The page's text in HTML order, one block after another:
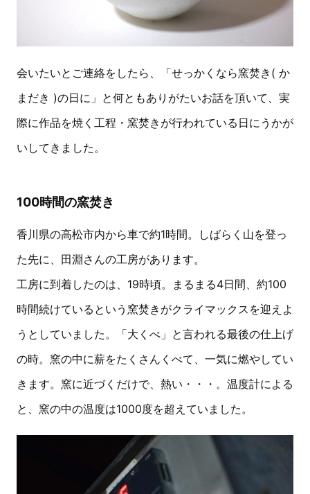
会いたいとご連絡をしたら、「せっかくなら窯焚き( か
まだき )の日に」と何ともありがたいお話を頂いて、実
際に作品を焼く工程・窯焚きが行われている日にうかが
いしてきました。
100時間の窯焚き
香川県の高松市内から車で約1時間。しばらく山を登っ
た先に、田淵さんの工房があります。
工房に到着したのは、19時頃。まるまる4日間、約100
時間続けているという窯焚きがクライマックスを迎えよ
うとしていました。「大くべ」と言われる最後の仕上げ
の時。窯の中に薪をたくさんくべて、一気に燃やしてい
きます。窯に近づくだけで、熱い・・・。温度計による
と、窯の中の温度は1000度を超えていました。